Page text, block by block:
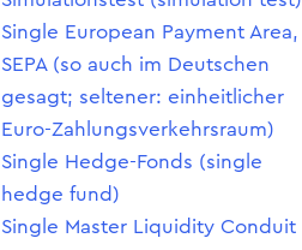
Single European Payment Area,
SEPA (so auch im Deutschen
gesagt; seltener: einheitlicher
Euro-Zahlungsverkehrsraum)
Single Hedge-Fonds (single
hedge fund)
Single Master Liquidity Conduit